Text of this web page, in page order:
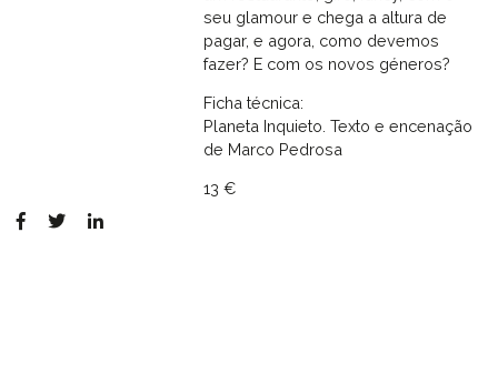
seu glamour e chega a altura de
pagar, e agora, como devemos
fazer? E com os novos géneros?
Ficha técnica:
Planeta Inquieto. Texto e encenação
de Marco Pedrosa
13 €